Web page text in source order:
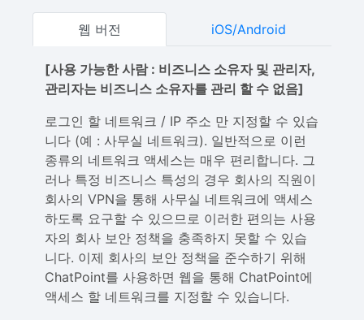
웹 버전 iOS/Android
[사용 가능한 사람 : 비즈니스 소유자 및 관리자,
관리자는 비즈니스 소유자를 관리 할 수 ​​없음]
로그인 할 네트워크 / IP 주소 만 지정할 수 있습
니다 (예 : 사무실 네트워크). 일반적으로 이런
종류의 네트워크 액세스는 매우 편리합니다. 그
러나 특정 비즈니스 특성의 경우 회사의 직원이
회사의 VPN을 통해 사무실 네트워크에 액세스
하도록 요구할 수 있으므로 이러한 편의는 사용
자의 회사 보안 정책을 충족하지 못할 수 있습
니다. 이제 회사의 보안 정책을 준수하기 위해
ChatPoint를 사용하면 웹을 통해 ChatPoint에
액세스 할 네트워크를 지정할 수 있습니다.